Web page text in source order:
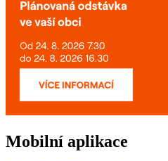
Mobilní aplikace